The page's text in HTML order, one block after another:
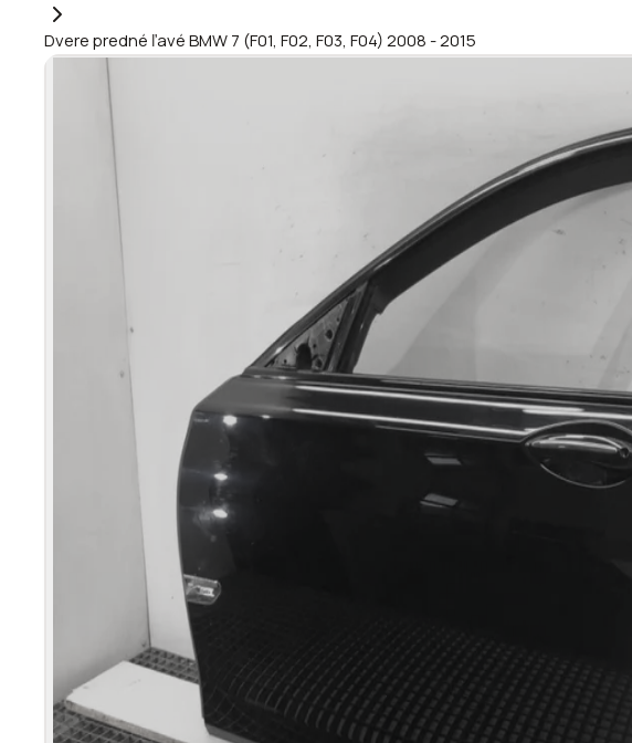
Dvere predné ľavé BMW 7 (F01, F02, F03, F04) 2008 - 2015